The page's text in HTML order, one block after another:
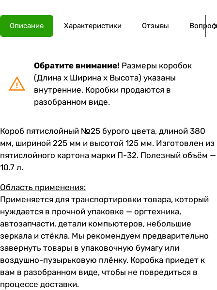
Описание Характеристики Отзывы
Обратите внимание! Размеры коробок
(Длина х Ширина х Высота) указаны
внутренние. Коробки продаются в
разобранном виде.
Короб пятислойный №25 бурого цвета, длиной 380
мм, шириной 225 мм и высотой 125 мм. Изготовлен из
пятислойного картона марки П-32. Полезный объём —
10.7 л.
Область применения:
Применяется для транспортировки товара, который
нуждается в прочной упаковке — оргтехника,
автозапчасти, детали компьютеров, небольшие
зеркала и стёкла. Мы рекомендуем предварительно
завернуть товары в упаковочную бумагу или
воздушно-пузырьковую плёнку. Коробка приедет к
вам в разобранном виде, чтобы не повредиться в
процессе доставки.